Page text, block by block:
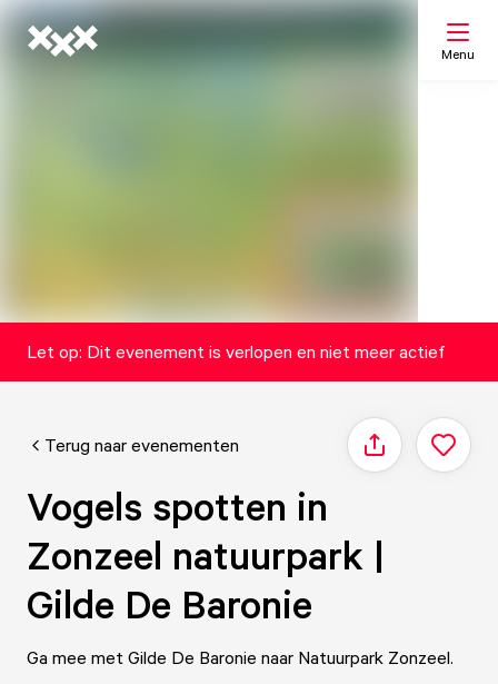
Menu
Let op: Dit evenement is verlopen en niet meer actief
Terug naar evenementen Delen
Vogels spotten in
Zonzeel natuurpark |
Gilde De Baronie
Ga mee met Gilde De Baronie naar Natuurpark Zonzeel.